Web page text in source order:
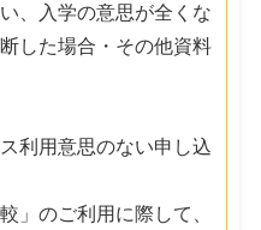
、入学の意思が全くな
した場合・その他資料
用意思のない申し込
」のご利用に際して、